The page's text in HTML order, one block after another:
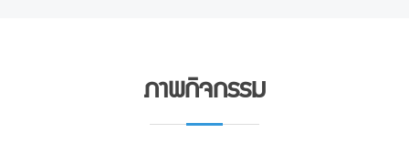
ภาพกิจกรรม